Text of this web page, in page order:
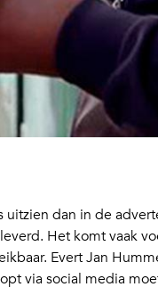
dan in de
Het komt vaak
Evert Jan
via social media